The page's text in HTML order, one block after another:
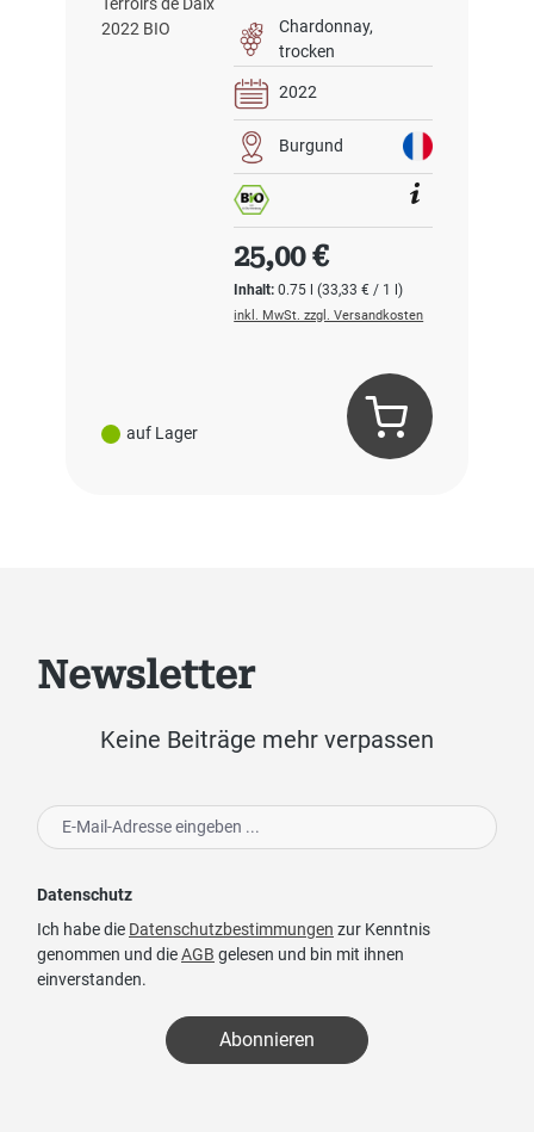
auf Lager
Chardonnay
trocken
2022
Burgund
Inhalt:0.75 l(33,33 € / 1 l)
Regulärer Preis:
25,00 €
inkl. MwSt. zzgl. Versandkosten
Newsletter
Keine Beiträge mehr verpassen
Datenschutz
Ich habe die Datenschutzbestimmungen zur Kenntnis
genommen und dieAGB gelesen und bin mit ihnen
einverstanden.
Abonnieren